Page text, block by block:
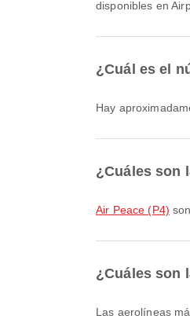
disponibles en
¿Cuál es el
Hay
¿Cuáles son
Air Peace (P4)
¿Cuáles son
Las aerolíneas